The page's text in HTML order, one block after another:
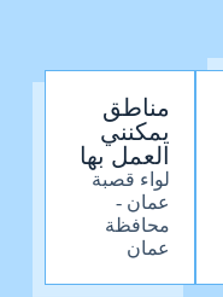
مناطق
يمكنني
العمل بها
لواء قصبة
عمان -
محافظة
عمان